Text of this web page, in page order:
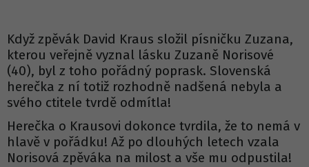
Když zpěvák David Kraus složil písničku Zuzana,
kterou veřejně vyznal lásku Zuzaně Norisové
(40), byl z toho pořádný poprask. Slovenská
herečka z ní totiž rozhodně nadšená nebyla a
svého ctitele tvrdě odmítla!
Herečka o Krausovi dokonce tvrdila, že to nemá v
hlavě v pořádku! Až po dlouhých letech vzala
Norisová zpěváka na milost a vše mu odpustila!